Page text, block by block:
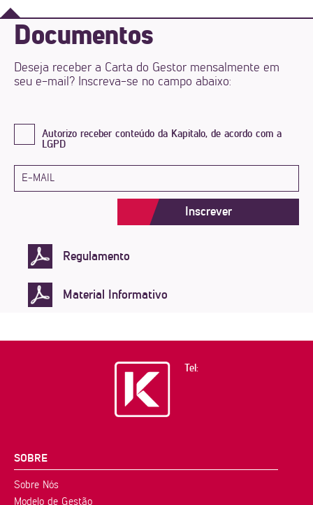
Documentos
Deseja receber a Carta do Gestor mensalmente em
seu e-mail? Inscreva-se no campo abaixo:
Autorizo receber conteúdo da Kapitalo, de acordo com a
LGPD
Inscrever
Regulamento
Material Informativo
Tel:
SOBRE
Sobre Nós
Modelo de Gestão